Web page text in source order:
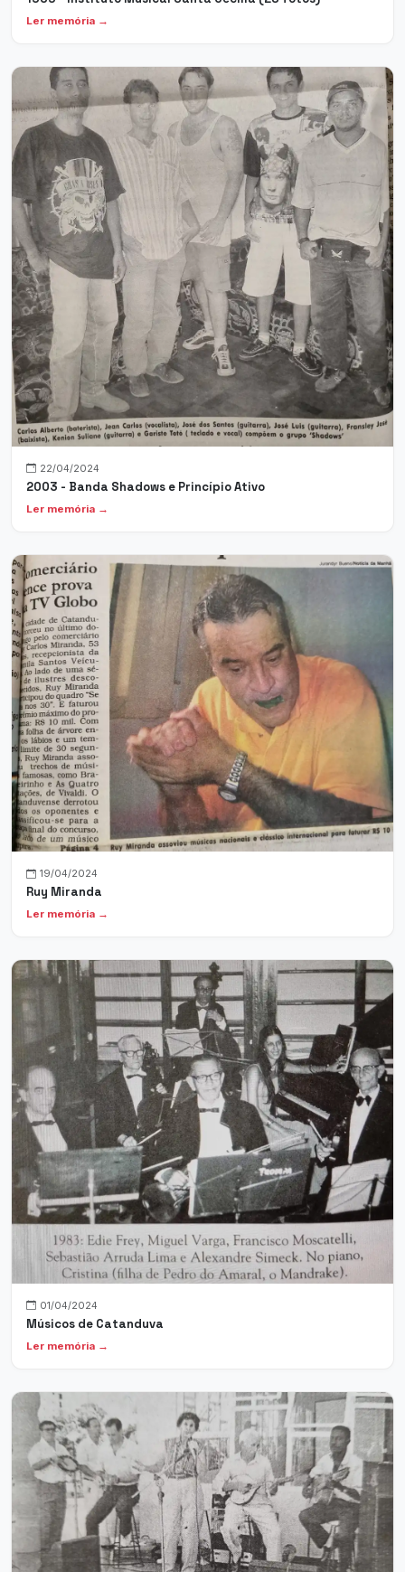
Ler memória →
22/04/2024
2003 - Banda Shadows e Princípio Ativo
Ler memória →
19/04/2024
Ruy Miranda
Ler memória →
01/04/2024
Músicos de Catanduva
Ler memória →